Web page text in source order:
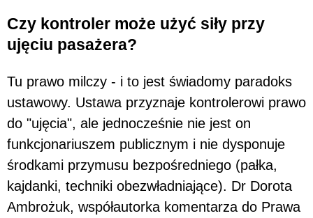
Czy kontroler może użyć siły przy
ujęciu pasażera?
Tu prawo milczy - i to jest świadomy paradoks
ustawowy. Ustawa przyznaje kontrolerowi prawo
do "ujęcia", ale jednocześnie nie jest on
funkcjonariuszem publicznym i nie dysponuje
środkami przymusu bezpośredniego (pałka,
kajdanki, techniki obezwładniające). Dr Dorota
Ambrożuk, współautorka komentarza do Prawa